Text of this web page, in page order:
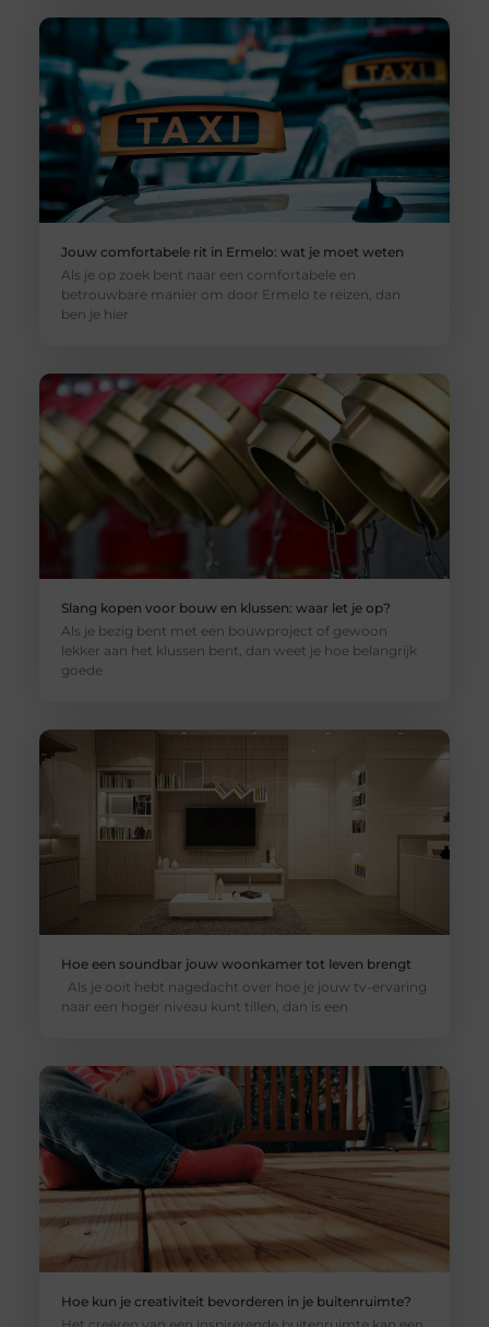
Jouw comfortabele rit in Ermelo: wat je moet weten
Als je op zoek bent naar een comfortabele en
betrouwbare manier om door Ermelo te reizen, dan
ben je hier
Slang kopen voor bouw en klussen: waar let je op?
Als je bezig bent met een bouwproject of gewoon
lekker aan het klussen bent, dan weet je hoe belangrijk
goede
Hoe een soundbar jouw woonkamer tot leven brengt
Als je ooit hebt nagedacht over hoe je jouw tv-ervaring
naar een hoger niveau kunt tillen, dan is een
Hoe kun je creativiteit bevorderen in je buitenruimte?